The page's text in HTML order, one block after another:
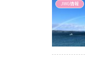
JWG情報